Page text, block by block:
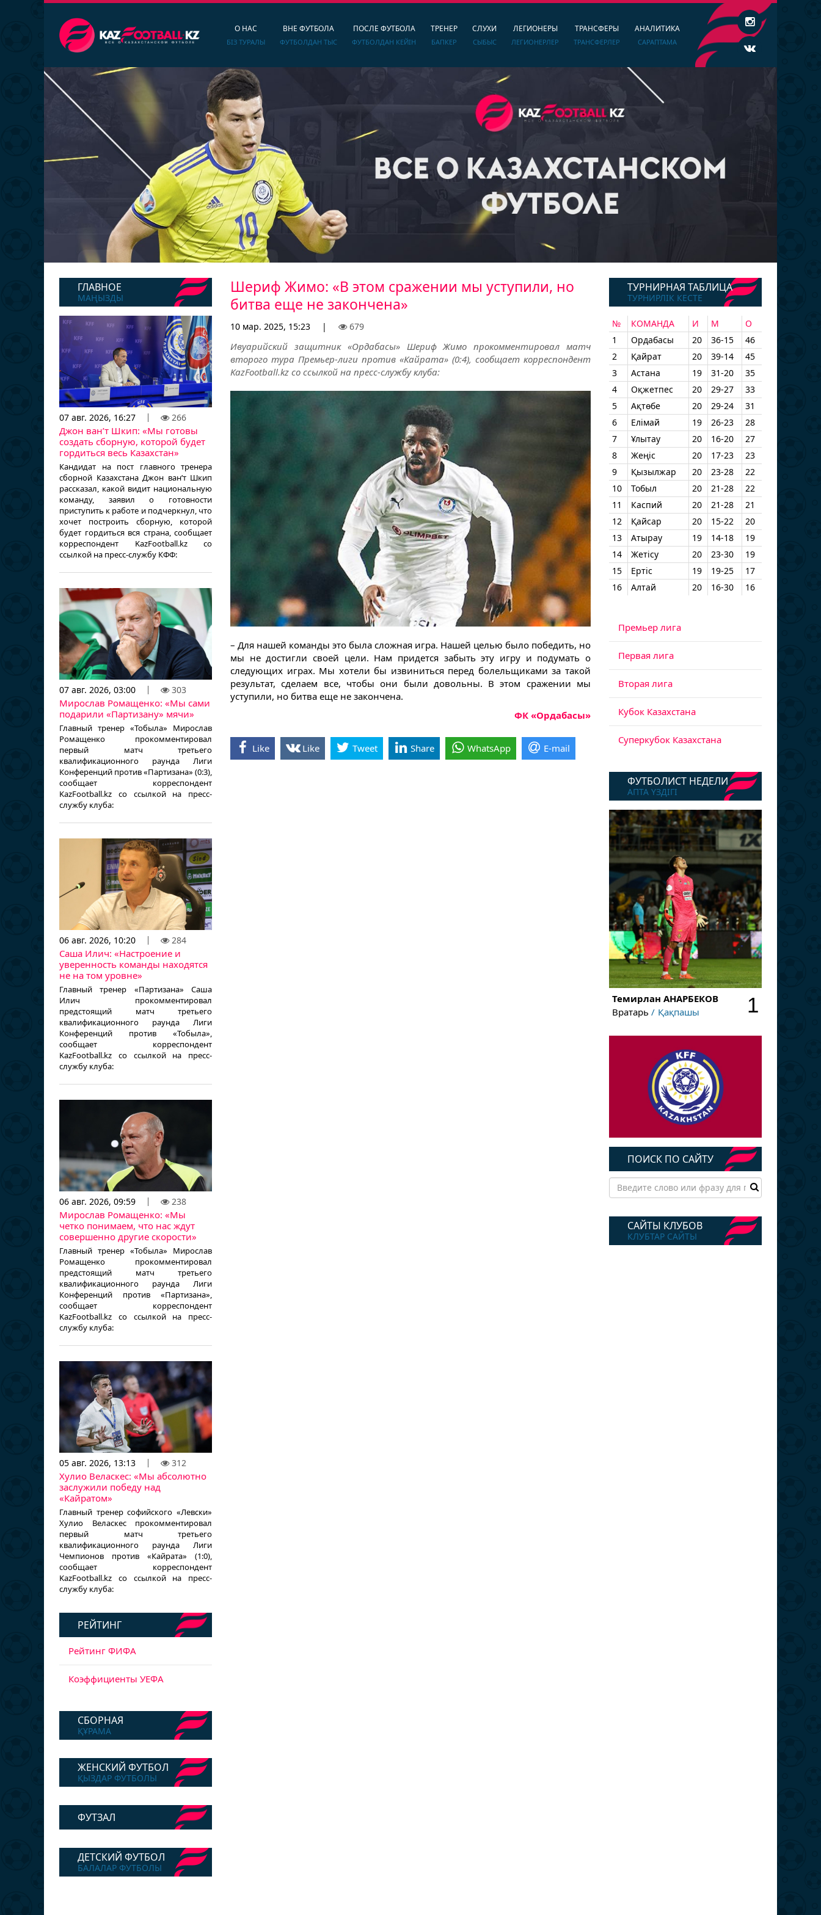
О НАС
БІЗ ТУРАЛЫ
ВНЕ ФУТБОЛА
ФУТБОЛДАН ТЫС
ПОСЛЕ ФУТБОЛА
ФУТБОЛДАН КЕЙІН
ТРЕНЕР
БАПКЕР
СЛУХИ
СЫБЫС
ЛЕГИОНЕРЫ
ЛЕГИОНЕРЛЕР
ТРАНСФЕРЫ
ТРАНСФЕРЛЕР
АНАЛИТИКА
САРАПТАМА
ГЛАВНОЕ
МАҢЫЗДЫ
07 авг. 2026, 16:27 266
Джон ван’т Шкип: «Мы готовы
создать сборную, которой будет
гордиться весь Казахстан»
Кандидат на пост главного тренера
сборной Казахстана Джон ван’т Шкип
рассказал, какой видит национальную
команду, заявил о готовности
приступить к работе и подчеркнул, что
хочет построить сборную, которой
будет гордиться вся страна, сообщает
корреспондент KazFootball.kz со
ссылкой на пресс-службу КФФ:
07 авг. 2026, 03:00 303
Мирослав Ромащенко: «Мы сами
подарили «Партизану» мячи»
Главный тренер «Тобыла» Мирослав
Ромащенко прокомментировал
первый матч третьего
квалификационного раунда Лиги
Конференций против «Партизана» (0:3),
сообщает корреспондент
KazFootball.kz со ссылкой на пресс-
службу клуба:
06 авг. 2026, 10:20 284
Саша Илич: «Настроение и
уверенность команды находятся
не на том уровне»
Главный тренер «Партизана» Саша
Илич прокомментировал
предстоящий матч третьего
квалификационного раунда Лиги
Конференций против «Тобыла»,
сообщает корреспондент
KazFootball.kz со ссылкой на пресс-
службу клуба:
06 авг. 2026, 09:59 238
Мирослав Ромащенко: «Мы
четко понимаем, что нас ждут
совершенно другие скорости»
Главный тренер «Тобыла» Мирослав
Ромащенко прокомментировал
предстоящий матч третьего
квалификационного раунда Лиги
Конференций против «Партизана»,
сообщает корреспондент
KazFootball.kz со ссылкой на пресс-
службу клуба:
05 авг. 2026, 13:13 312
Хулио Веласкес: «Мы абсолютно
заслужили победу над
«Кайратом»
Главный тренер софийского «Левски»
Хулио Веласкес прокомментировал
первый матч третьего
квалификационного раунда Лиги
Чемпионов против «Кайрата» (1:0),
сообщает корреспондент
KazFootball.kz со ссылкой на пресс-
службу клуба:
РЕЙТИНГ
Рейтинг ФИФА
Коэффициенты УЕФА
СБОРНАЯ
ҚҰРАМА
ЖЕНСКИЙ ФУТБОЛ
ҚЫЗДАР ФУТБОЛЫ
ФУТЗАЛ
ДЕТСКИЙ ФУТБОЛ
БАЛАЛАР ФУТБОЛЫ
Шериф Жимо: «В этом сражении мы уступили, но
битва еще не закончена»
10 мар. 2025, 15:23 | 679
Ивуарийский защитник «Ордабасы» Шериф Жимо прокомментировал матч
второго тура Премьер-лиги против «Кайрата» (0:4), сообщает корреспондент
KazFootball.kz со ссылкой на пресс-службу клуба:
– Для нашей команды это была сложная игра. Нашей целью было победить, но
мы не достигли своей цели. Нам придется забыть эту игру и подумать о
следующих играх. Мы хотели бы извиниться перед болельщиками за такой
результат, сделаем все, чтобы они были довольны. В этом сражении мы
уступили, но битва еще не закончена.
ФК «Ордабасы»
Like Like Tweet Share WhatsApp E-mail
ТУРНИРНАЯ ТАБЛИЦА
ТУРНИРЛІК КЕСТЕ
№ КОМАНДА И М
О
1
Ордабасы 20 36-15
46
2
Қайрат 20 39-14
45
3
Астана 19 31-20
35
4
Оқжетпес 20 29-27
33
5
Ақтөбе 20 29-24
31
6
Елімай 19 26-23
28
7
Ұлытау 20 16-20
27
8
Жеңіс 20 17-23
23
9
Қызылжар 20 23-28
22
10
Тобыл 20 21-28
22
11
Каспий 20 21-28
21
12
Қайсар 20 15-22
20
13
Атырау 19 14-18
19
14
Жетісу 20 23-30
19
15
Ертіс 19 19-25
17
16
Алтай 20 16-30 16
Премьер лига
Первая лига
Вторая лига
Кубок Казахстана
Суперкубок Казахстана
ФУТБОЛИСТ НЕДЕЛИ
АПТА ҮЗДІГІ
Темирлан АНАРБЕКОВ
Вратарь
Қақпашы 1
ПОИСК ПО САЙТУ
САЙТЫ КЛУБОВ
КЛУБТАР САЙТЫ